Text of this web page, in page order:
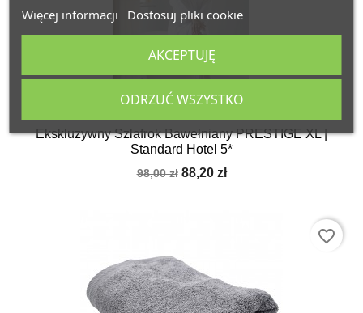
Więcej informacji Dostosuj pliki cookie
ODRZUĆ WSZYSTKO
AKCEPTUJĘ
Ekskluzywny Szlafrok Bawełniany PRESTIGE XL |
Standard Hotel 5*
98,00 zł 88,20 zł
favorite_border